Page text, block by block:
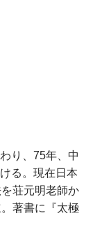
り、75年、中
る。現在日本
荘元明老師か
著書に『太極